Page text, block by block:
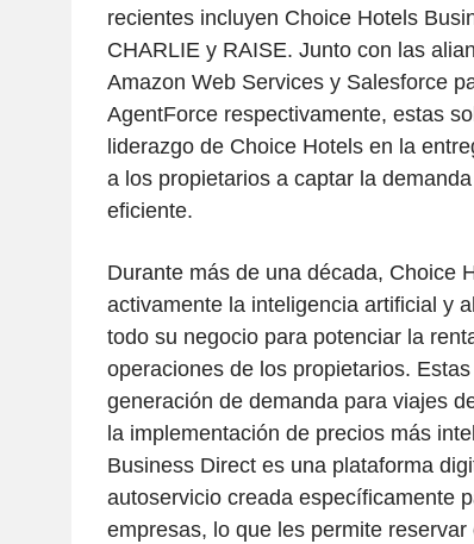
recientes incluyen Choice Hotels
CHARLIE y RAISE. Junto con las
Amazon Web Services y Salesforce
AgentForce respectivamente, estas
liderazgo de Choice Hotels en la
a los propietarios a captar la
eficiente.
Durante más de una década, Choice
activamente la inteligencia artificial y
todo su negocio para potenciar la
operaciones de los propietarios.
generación de demanda para viajes
la implementación de precios más
Business Direct es una plataforma
autoservicio creada específicamente
empresas, lo que les permite